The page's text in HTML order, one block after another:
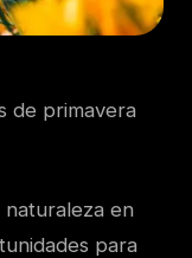
de primavera
naturaleza en
para